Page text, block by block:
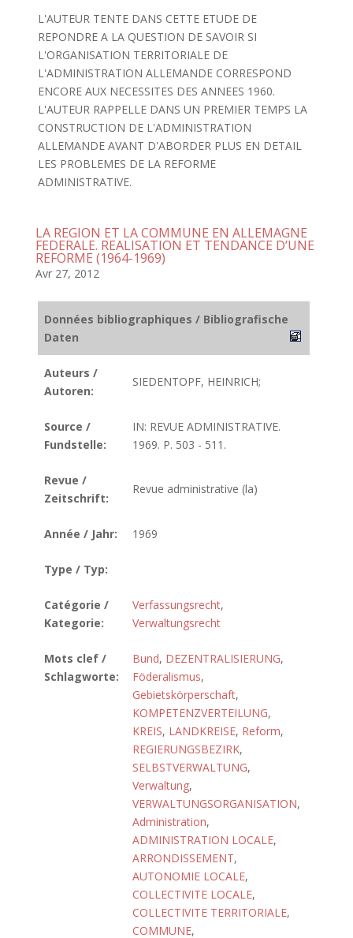
L'AUTEUR TENTE DANS CETTE ETUDE DE
REPONDRE A LA QUESTION DE SAVOIR SI
L'ORGANISATION TERRITORIALE DE
L'ADMINISTRATION ALLEMANDE CORRESPOND
ENCORE AUX NECESSITES DES ANNEES 1960.
L'AUTEUR RAPPELLE DANS UN PREMIER TEMPS LA
CONSTRUCTION DE L'ADMINISTRATION
ALLEMANDE AVANT D'ABORDER PLUS EN DETAIL
LES PROBLEMES DE LA REFORME
ADMINISTRATIVE.
LA REGION ET LA COMMUNE EN ALLEMAGNE
FEDERALE. REALISATION ET TENDANCE D’UNE
REFORME (1964-1969)
Avr 27, 2012
Données bibliographiques / Bibliografische
Daten
Auteurs /
Autoren:
SIEDENTOPF, HEINRICH;
Source /
Fundstelle:
IN: REVUE ADMINISTRATIVE.
1969. P. 503 - 511.
Revue /
Zeitschrift:
Revue administrative (la)
Année / Jahr: 1969
Type / Typ:
Catégorie /
Kategorie:
Verfassungsrecht,
Verwaltungsrecht
Mots clef /
Schlagworte:
Bund, DEZENTRALISIERUNG,
Föderalismus,
Gebietskörperschaft,
KOMPETENZVERTEILUNG,
KREIS, LANDKREISE, Reform,
REGIERUNGSBEZIRK,
SELBSTVERWALTUNG,
Verwaltung,
VERWALTUNGSORGANISATION,
Administration,
ADMINISTRATION LOCALE,
ARRONDISSEMENT,
AUTONOMIE LOCALE,
COLLECTIVITE LOCALE,
COLLECTIVITE TERRITORIALE,
COMMUNE,